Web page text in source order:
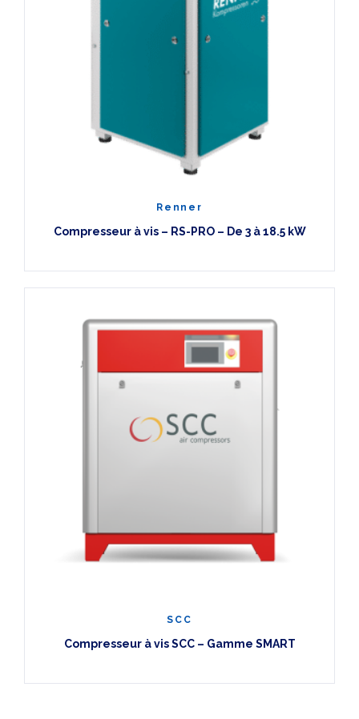
Renner
Compresseur à vis – RS-PRO – De 3 à 18.5 kW
SCC
Compresseur à vis SCC – Gamme SMART